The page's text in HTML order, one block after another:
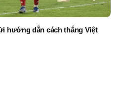
hướng dẫn cách thắng Việt